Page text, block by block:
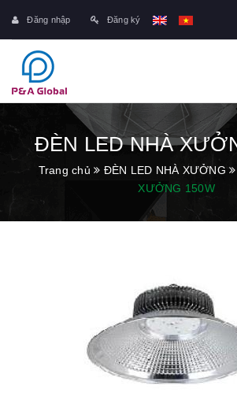
Đăng nhập Đăng ký
ĐÈN LED NHÀ
Trang chủ ĐÈN LED NHÀ XƯỞNG
XƯỞNG 150W